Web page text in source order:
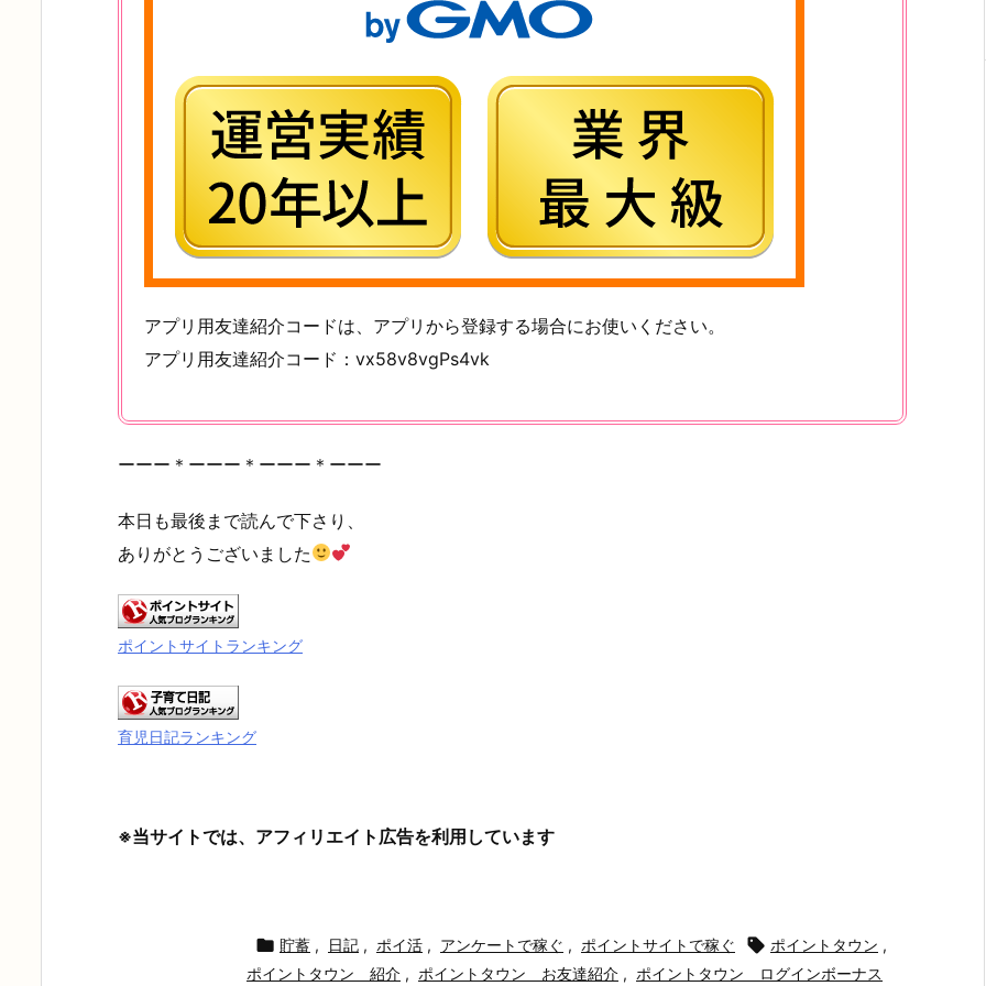
アプリ用友達紹介コードは、アプリから登録する場合にお使いください。
アプリ用友達紹介コード：vx58v8vgPs4vk
ーーー＊ーーー＊ーーー＊ーーー
本日も最後まで読んで下さり、
ありがとうございました
ポイントサイトランキング
育児日記ランキング
※当サイトでは、アフィリエイト広告を利用しています
 貯蓄 , 日記 , ポイ活 , アンケートで稼ぐ , ポイントサイトで稼ぐ  ポイントタウン ,
ポイントタウン 紹介 , ポイントタウン お友達紹介 , ポイントタウン ログインボーナス